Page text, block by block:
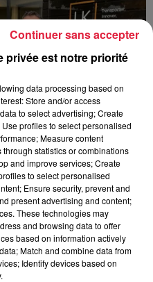
4 5
privée est notre priorité
data processing based on
Store and/or access
to select advertising; Create
profiles to select personalised
Measure content
statistics or combinations
and improve services; Create
to select personalised
Ensure security, prevent and
present advertising and content;
These technologies may
and browsing data to offer
based on information actively
Match and combine data from
Identify devices based on
Continuer sans accepter